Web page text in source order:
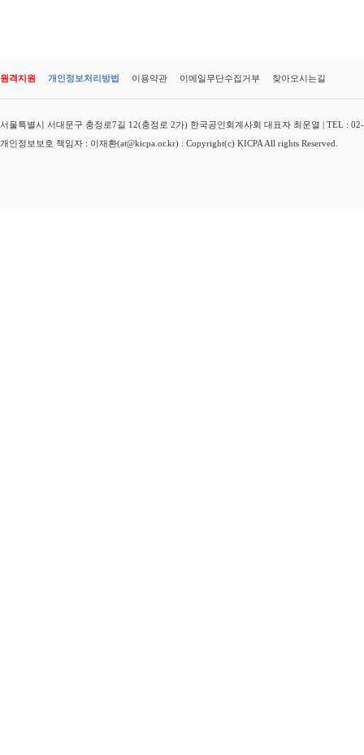
원격지원 개인정보처리방법 이용약관 이메일무단수집거부 찾아오시는길
서울특별시 서대문구 충정로7길 12(충정로 2가) 한국공인회계사회 대표자 최운열 | TEL :
개인정보보호 책임자 : 이재환(at@kicpa.or.kr) : Copyright(c) KICPA All rights Reserved.